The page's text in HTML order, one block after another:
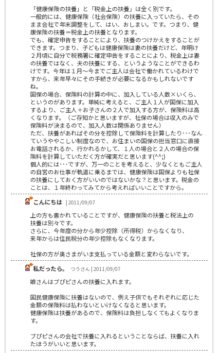
「健康保険の扶養」と「税金上の扶養」は全く別です。
一般的には、健康保険（社会保険）の扶養に入っていたら、その
まま会社で年末調整をして、はい、おしまい。です。つまり、健
康保険の扶養＝税金上の扶養となります。
でも、確定申告をすることにより、扶養のつけかえをすることが
できます。つまり、子どもは健康保険は妻の扶養だけど、年明け
２月頃に自分で税務署に確定申告をすることにより、税金上は妻
の扶養ではなく、夫の扶養にする、というようなことができるわ
けです。今年は１月～今までご主人は会社で働かれているわけで
すから、来年早々にその手続きが必要になるかもしれないです
ね。
国保の場合、保険料の計算の中に、加入している人数×いくら、
というのがあります。単純に考えると、ご主人１人が国保に加入
するより、ご主人＋お子さんの２人で加入する方が、保険料は高
くなります。（ご存知かと思いますが、社保の場合は収入のみで
保険料が決まるので、加入人数は関係ありません）
ただ、扶養があればその分を控除して保険料を計算したり･･･なん
ていうややこしい制度なので、お住まいの国保の担当窓口に直接
お電話されるか、行かれるかして、１人の場合と２人の場合の保
険料を計算していただく方が確実だと思います(^^;)
個人的には･･･ですが、万一のことを考えると、少なくともご主人
の自営のお仕事が軌道に乗るまでは、健康保険は国保よりも社保
の扶養にしておく方がいいのではないかな？と思います。税金の
ことは、１年終わってみてから考えればいいことですから。
こんにちは | 2011/09/07
上の方も書かれていることですが、健康保険の扶養と税法上の
扶養は別々です。
さらに、今年度の分から年少控除（所得税）からなくなり、
来年からは住民税分の年少控除もなくなります。
社保の方が奥さまがいま支払っている金額と変わらないです。
私だったら。
つうさん | 2011/09/07
娘さんはブぴピさんの扶養に入れます。
国民健康保険に扶養はないので、例え子供でもそれぞれに応じた
金額の保険料は払わないといけなくなると思います。
健康保険は扶養があるので、保険料は負担しなくてもよくなりま
す。
ブぴピさんの会社で扶養に入れるということならば、扶養に入れ
たほうがいいと思います。